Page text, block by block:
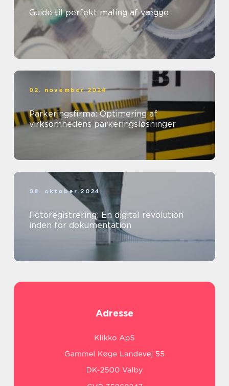
Guide til perfekt maling af vægge
02. november 2024
Parkeringsfirma: Optimering af
virksomhedens parkeringsløsninger
08. oktober 2024
Fotoregistrering: En digital revolution
inden for dokumentation
Adresse